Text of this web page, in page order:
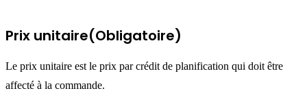
Prix unitaire(Obligatoire)
Le prix unitaire est le prix par crédit de planification qui doit être
affecté à la commande.